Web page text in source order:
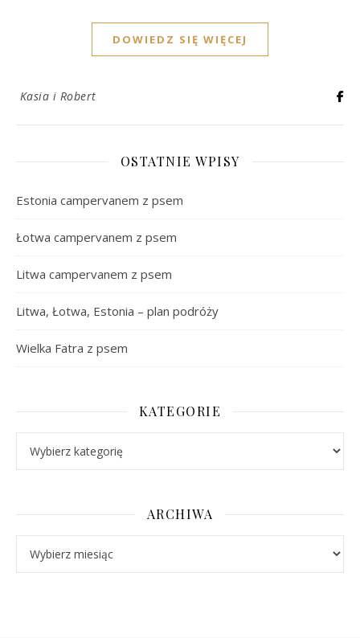
DOWIEDZ SIĘ WIĘCEJ
Kasia i Robert
OSTATNIE WPISY
Estonia campervanem z psem
Łotwa campervanem z psem
Litwa campervanem z psem
Litwa, Łotwa, Estonia – plan podróży
Wielka Fatra z psem
KATEGORIE
ARCHIWA